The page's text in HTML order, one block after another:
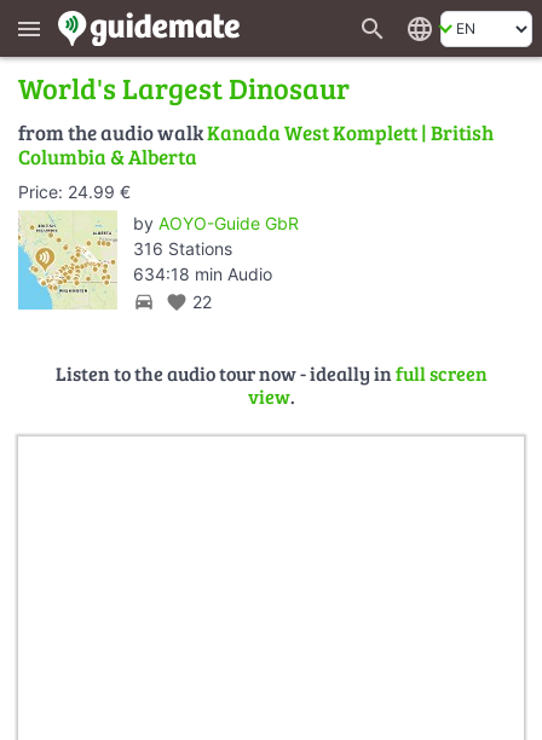
menu search language
World's Largest Dinosaur
from the audio walkKanada West Komplett | British
Columbia & Alberta
Price: 24.99 €
by AOYO-Guide GbR
316 Stations
634:18 min Audio
directions_car favorite 22
Listen to the audio tour now - ideally infull screen
view.